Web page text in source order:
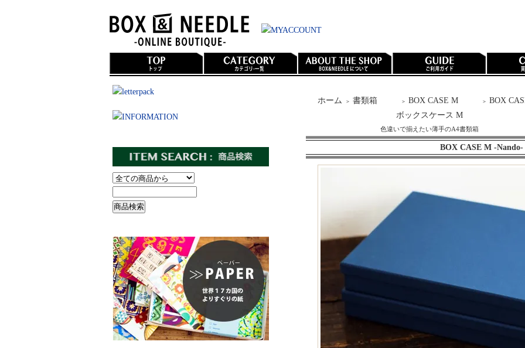
ホーム ＞ 書類箱 ＞ BOX CASE M
ボックスケース M
色違いで揃えたい薄手のA4書類箱
＞ BOX
BOX CASE M -Nando-